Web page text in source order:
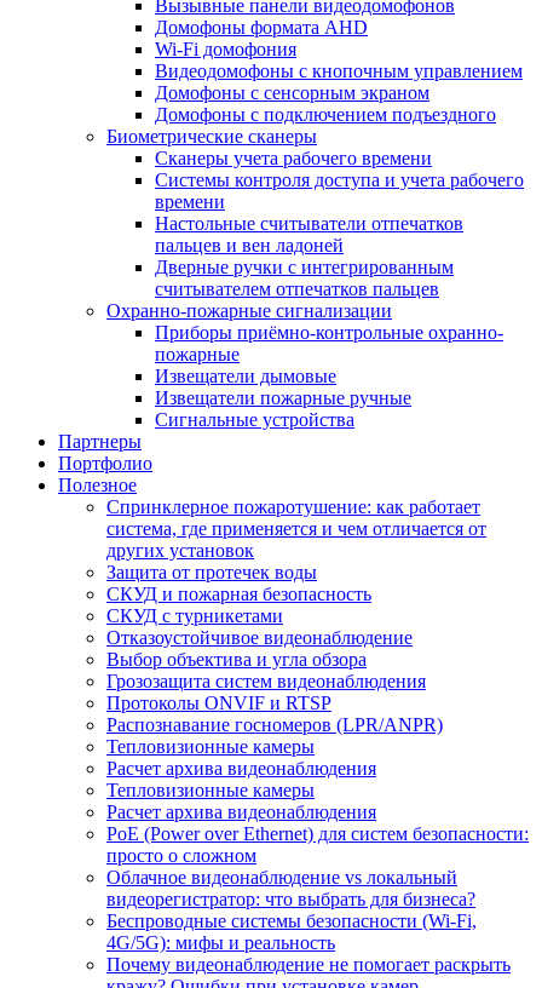
Вызывные панели видеодомофонов
Домофоны формата AHD
Wi-Fi домофония
Видеодомофоны с кнопочным управлением
Домофоны с сенсорным экраном
Домофоны с подключением подъездного
Биометрические сканеры
Сканеры учета рабочего времени
Системы контроля доступа и учета рабочего
времени
Настольные считыватели отпечатков
пальцев и вен ладоней
Дверные ручки с интегрированным
считывателем отпечатков пальцев
Охранно-пожарные сигнализации
Приборы приёмно-контрольные охранно-
пожарные
Извещатели дымовые
Извещатели пожарные ручные
Сигнальные устройства
Партнеры
Портфолио
Полезное
Спринклерное пожаротушение: как работает
система, где применяется и чем отличается от
других установок
Защита от протечек воды
СКУД и пожарная безопасность
СКУД с турникетами
Отказоустойчивое видеонаблюдение
Выбор объектива и угла обзора
Грозозащита систем видеонаблюдения
Протоколы ONVIF и RTSP
Распознавание госномеров (LPR/ANPR)
Тепловизионные камеры
Расчет архива видеонаблюдения
Тепловизионные камеры
Расчет архива видеонаблюдения
PoE (Power over Ethernet) для систем безопасности:
просто о сложном
Облачное видеонаблюдение vs локальный
видеорегистратор: что выбрать для бизнеса?
Беспроводные системы безопасности (Wi-Fi,
4G/5G): мифы и реальность
Почему видеонаблюдение не помогает раскрыть